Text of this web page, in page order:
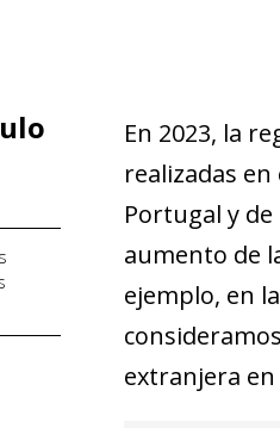
En 2023, la
realizadas
Portugal y de
aumento de
ejemplo, en
extranjera en